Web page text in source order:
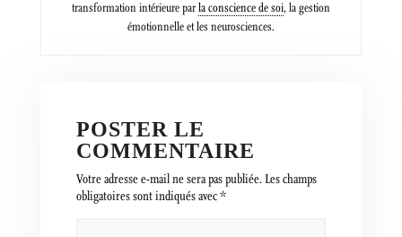
transformation intérieure parla conscience de soi, la gestion
émotionnelle et les neurosciences.
POSTER LE
COMMENTAIRE
Votre adresse e-mail ne sera pas publiée.Les champs
obligatoires sont indiqués avec*